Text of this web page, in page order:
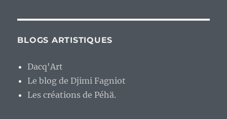
BLOGS ARTISTIQUES
Dacq'Art
Le blog de Djimi Fagniot
Les créations de Péhä.